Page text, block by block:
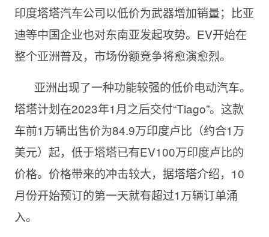
印度塔塔汽车公司以低价为武器增加销量；比亚
迪等中国企业也对东南亚发起攻势。EV开始在
整个亚洲普及，市场份额竞争将愈演愈烈。
亚洲出现了一种功能较强的低价电动汽车。
塔塔计划在2023年1月之后交付“Tiago”。这款
车前1万辆出售价为84.9万印度卢比（约合1万
美元）起，低于塔塔已有EV100万印度卢比的
价格。价格带来的冲击较大，据塔塔介绍，10
月份开始预订的第一天就有超过1万辆订单涌
入。